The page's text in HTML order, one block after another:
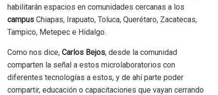
habilitarán espacios en comunidades cercanas a los
campus Chiapas, Irapuato, Toluca, Querétaro, Zacatecas,
Tampico, Metepec e Hidalgo.
Como nos dice, Carlos Bejos, desde la comunidad
comparten la señal a estos microlaboratorios con
diferentes tecnologías a estos, y de ahí parte poder
compartir, educación o capacitaciones que vayan cerrando